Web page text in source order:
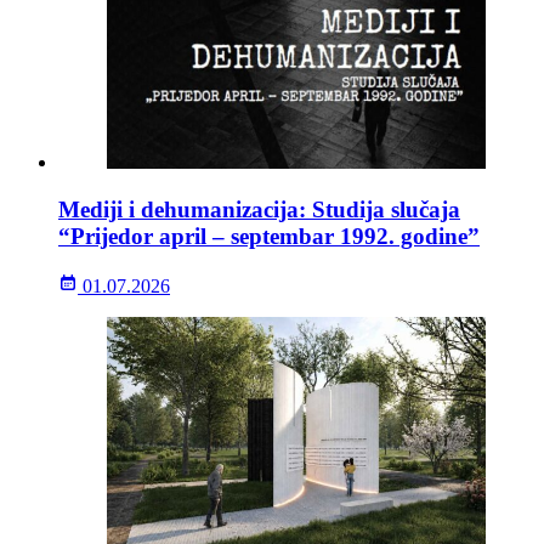
Mediji i dehumanizacija: Studija slučaja
“Prijedor april – septembar 1992. godine”
01.07.2026